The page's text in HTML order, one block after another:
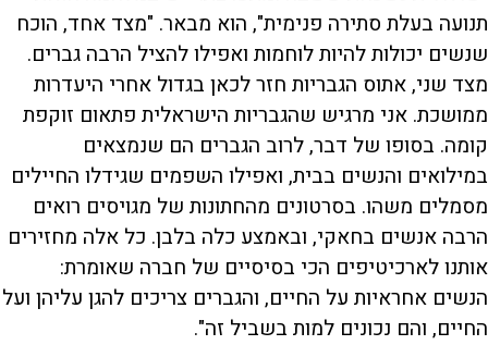
תנועה בעלת סתירה פנימית", הוא מבאר. "מצד אחד, הוכח
שנשים יכולות להיות לוחמות ואפילו להציל הרבה גברים.
מצד שני, אתוס הגבריות חזר לכאן בגדול אחרי היעדרות
ממושכת. אני מרגיש שהגבריות הישראלית פתאום זוקפת
קומה. בסופו של דבר, לרוב הגברים הם שנמצאים
במילואים והנשים בבית, ואפילו השפמים שגידלו החיילים
מסמלים משהו. בסרטונים מהחתונות של מגויסים רואים
הרבה אנשים בחאקי, ובאמצע כלה בלבן. כל אלה מחזירים
אותנו לארכיטיפים הכי בסיסיים של חברה שאומרת:
הנשים אחראיות על החיים, והגברים צריכים להגן עליהן ועל
החיים, והם נכונים למות בשביל זה".